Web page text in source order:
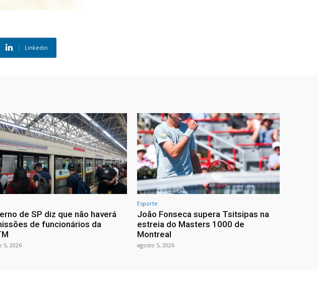
Linkedin
de SP diz que não haverá
de funcionários da
5, 2026
Esporte
João Fonseca supera Tsitsipas na
estreia do Masters 1000 de
Montreal
agosto 5, 2026